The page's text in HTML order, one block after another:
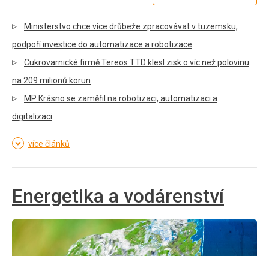
Ministerstvo chce více drůbeže zpracovávat v tuzemsku,
podpoří investice do automatizace a robotizace
Cukrovarnické firmě Tereos TTD klesl zisk o víc než polovinu
na 209 milionů korun
MP Krásno se zaměřil na robotizaci, automatizaci a
digitalizaci
více článků
Energetika a vodárenství